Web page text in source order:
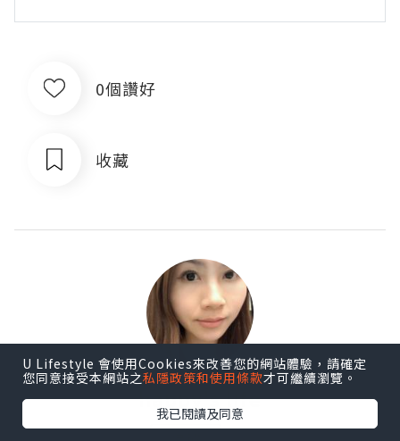
0個讚好
收藏
happy's life
U Lifestyle 會使用Cookies來改善您的網站體驗，請確定
您同意接受本網站之私隱政策和使用條款才可繼續瀏覽。
我已閱讀及同意